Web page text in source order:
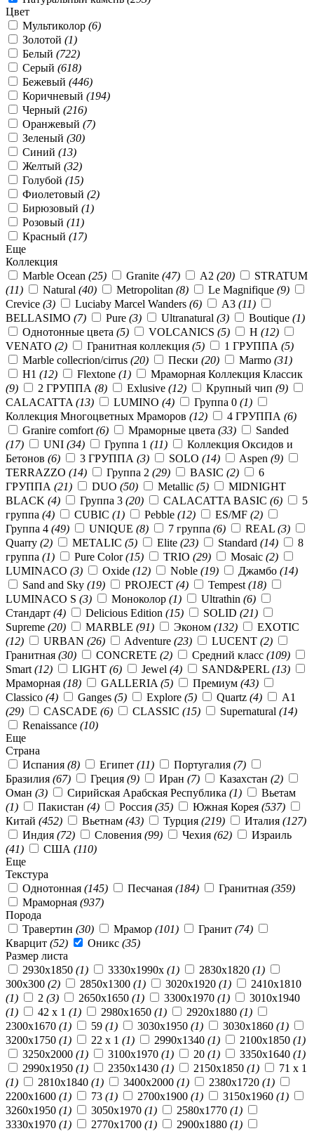
Цвет
Мультиколор (6)
Золотой (1)
Белый (722)
Серый (618)
Бежевый (446)
Коричневый (194)
Черный (216)
Оранжевый (7)
Зеленый (30)
Синий (13)
Желтый (32)
Голубой (15)
Фиолетовый (2)
Бирюзовый (1)
Розовый (11)
Красный (17)
Еще
Коллекция
Marble Ocean (25) Granite (47) А2 (20)
STRATUM
(11)
Natural (40) Metropolitan (8) Le Magnifique (9)
Crevice (3) Luciaby Marcel Wanders (6) А3 (11)
BELLASIMO (7) Pure (3) Ultranatural (3) Boutique (1)
Однотонные цвета (5) VOLCANICS (5) Н (12)
VENATO (2) Гранитная коллекция (5) 1 ГРУППА (5)
Marble collecrion/cirrus (20) Пески (20) Marmo (31)
Н1 (12) Flextone (1)
Мраморная Коллекция Классик
(9)
2 ГРУППА (8) Exlusive (12) Крупный чип (9)
CALACATTA (13) LUMINO (4) Группа 0 (1)
Коллекция Многоцветных Мраморов (12) 4 ГРУППА (6)
Granire comfort (6) Мраморные цвета (33)
Sanded
(17)
UNI (34) Группа 1 (11)
Коллекция Оксидов и
Бетонов (6) 3 ГРУППА (3) SOLO (14) Aspen (9)
TERRAZZO (14) Группа 2 (29) BASIC (2)
6
ГРУППА (21) DUO (50) Metallic (5)
MIDNIGHT
BLACK (4) Группа 3 (20) CALACATTA BASIC (6)
5
группа (4) CUBIC (1) Pebble (12) ES/MF (2)
Группа 4 (49) UNIQUE (8) 7 группа (6) REAL (3)
Quarry (2) METALIC (5) Elite (23) Standard (14)
8
группа (1) Pure Color(15) TRIO (29) Mosaic (2)
LUMINACO (3) Oxide (12) Noble (19) Джамбо (14)
Sand and Sky (19) PROJECT (4) Tempest (18)
LUMINACO S (3) Моноколор (1) Ultrathin (6)
Стандарт (4) Delicious Edition (15) SOLID (21)
Supreme (20) MARBLE (91) Эконом (132)
EXOTIC
(12)
URBAN (26) Adventure (23) LUCENT (2)
Гранитная (30) CONCRETE (2) Средний класс (109)
Smart (12) LIGHT (6) Jewel (4) SAND&PERL (13)
Мраморная (18) GALLERIA (5) Премиум (43)
Classico (4) Ganges (5) Explore (5) Quartz (4)
А1
(29)
CASCADE (6) CLASSIC (15) Supernatural (14)
Renaissance (10)
Еще
Страна
Испания (8) Египет (11) Португалия (7)
Бразилия (67) Греция (9) Иран (7) Казахстан (2)
Оман (3) Сирийская Арабская Республика (1)
Вьетам
(1)
Пакистан (4) Россия (35) Южная Корея (537)
Китай (452) Вьетнам (43) Турция (219) Италия (127)
Индия (72) Словения (99) Чехия (62)
Израиль
(41)
США (110)
Еще
Текстура
Однотонная (145) Песчаная (184) Гранитная (359)
Мраморная (937)
Порода
Травертин (30) Мрамор (101) Гранит (74)
Кварцит (52) Оникс (35)
Размер листа
2930x1850 (1) 3330x1990x (1) 2830x1820 (1)
300х300 (2) 2850x1300 (1) 3020x1920 (1)
2410x1810
(1)
2 (3) 2650x1650 (1) 3300x1970 (1)
3010x1940
(1)
42 x 1 (1) 2980x1650 (1) 2920x1880 (1)
2300x1670 (1) 59 (1) 3030x1950 (1) 3030x1860 (1)
3200x1750 (1) 22 x 1 (1) 2990х1340 (1) 2100x1850 (1)
3250x2000 (1) 3100x1970 (1) 20 (1) 3350x1640 (1)
2990x1950 (1) 2350x1430 (1) 2150x1850 (1)
71 x 1
(1)
2810x1840 (1) 3400x2000 (1) 2380x1720 (1)
2200x1600 (1) 73 (1) 2700x1900 (1) 3150x1960 (1)
3260x1950 (1) 3050x1970 (1) 2580x1770 (1)
3330x1970 (1) 2770x1700 (1) 2900x1880 (1)